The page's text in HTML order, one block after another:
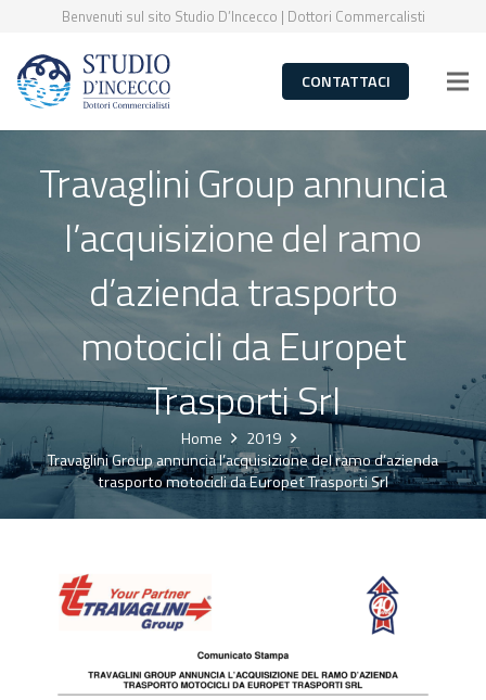
Benvenuti sul sito Studio D’Incecco | Dottori Commercalisti
CONTATTACI
Travaglini Group annuncia
l’acquisizione del ramo
d’azienda trasporto
motocicli da Europet
Trasporti Srl
Home
2019
Travaglini Group annuncia l’acquisizione del ramo d’azienda
trasporto motocicli da Europet Trasporti Srl